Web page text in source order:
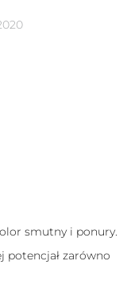
smutny i ponury.
potencjał zarówno